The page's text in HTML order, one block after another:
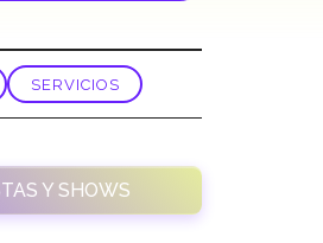
SERVICIOS
Y SHOWS